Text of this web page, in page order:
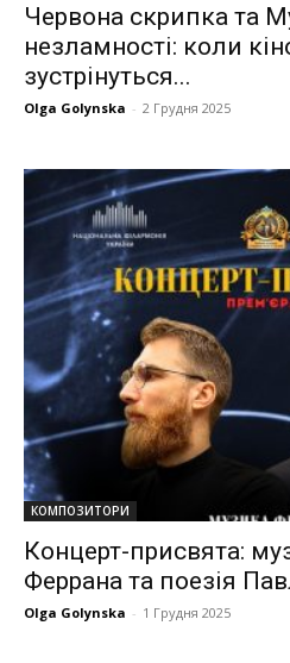
Червона скрипка та
незламності: коли
зустрінуться...
Olga Golynska - 2 Грудня 2025
КОМПОЗИТОРИ
Концерт-присвята:
Феррана та поезія
Olga Golynska - 1 Грудня 2025